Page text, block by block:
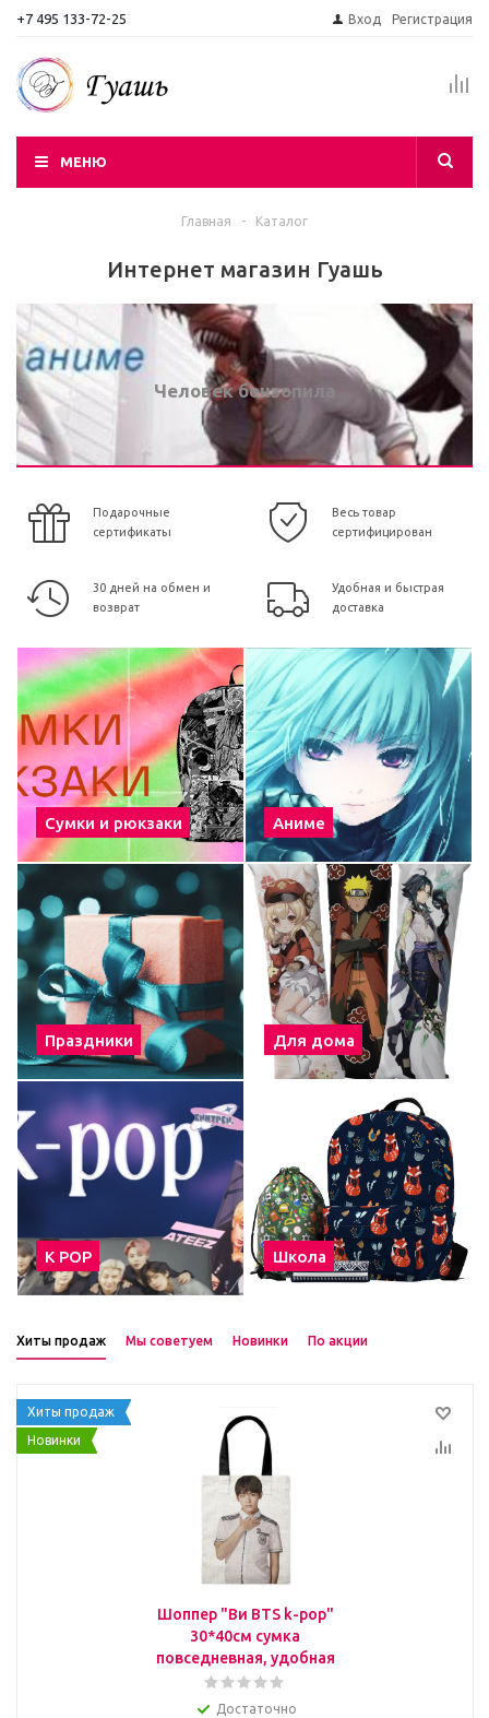
+7 495 133-72-25 Вход Регистрация
МЕНЮ
Главная - Каталог
Интернет магазин Гуашь
Человек бензопила
Подарочные
сертификаты
Весь товар
сертифицирован
30 дней на обмен и
возврат
Удобная и быстрая
доставка
Сумки и рюкзаки Аниме
Праздники Для дома
К POP Школа
Хиты продаж Мы советуем Новинки По акции
Хиты продаж
Новинки
Шоппер "Ви BTS k-pop"
30*40см сумка
повседневная, удобная
Достаточно